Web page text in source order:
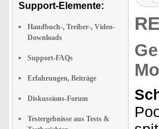
Support-Elemente:
Handbuch-, Treiber-, Video-
Downloads
Support-FAQs
Erfahrungen, Beiträge
Diskussions-Forum
Testergebnisse aus Tests &